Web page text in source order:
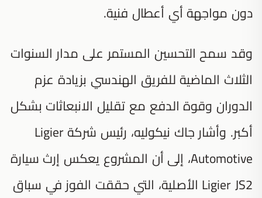
دون مواجهة أي أعطال فنية.
وقد سمح التحسين المستمر على مدار السنوات
الثلاث الماضية للفريق الهندسي بزيادة عزم
الدوران وقوة الدفع مع تقليل الانبعاثات بشكل
أكبر. وأشار جاك نيكوليه، رئيس شركة Ligier
Automotive، إلى أن المشروع يعكس إرث سيارة
Ligier JS2 الأصلية، التي حققت الفوز في سباق